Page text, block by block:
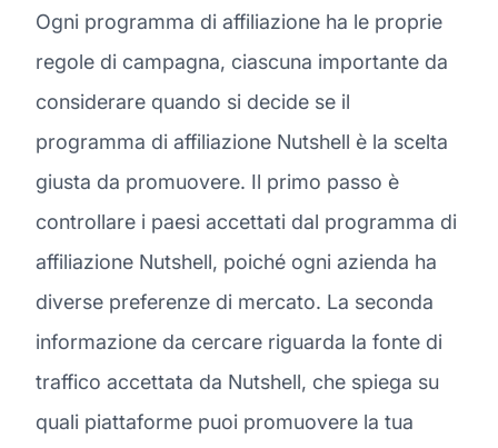
Ogni programma di affiliazione ha le proprie
regole di campagna, ciascuna importante da
considerare quando si decide se il
programma di affiliazione Nutshell è la scelta
giusta da promuovere. Il primo passo è
controllare i paesi accettati dal programma di
affiliazione Nutshell, poiché ogni azienda ha
diverse preferenze di mercato. La seconda
informazione da cercare riguarda la fonte di
traffico accettata da Nutshell, che spiega su
quali piattaforme puoi promuovere la tua